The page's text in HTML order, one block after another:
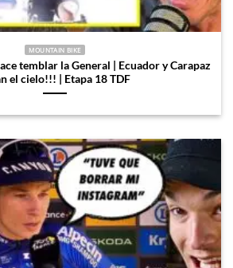
MOUNTAIN BIKE
temblar la General | Ecuador y Carapaz
el cielo!!! | Etapa 18 TDF